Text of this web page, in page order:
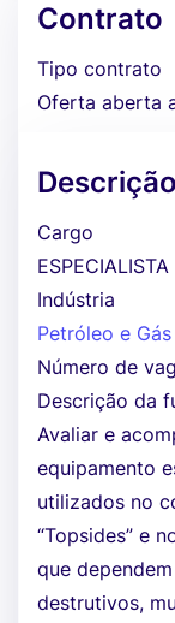
Contrato
Tipo contrato
Oferta aberta
Descrição
Cargo
Indústria
Petróleo e
Número de
Descrição da
Avaliar e
equipamento
utilizados no
“Topsides” e
que
destrutivos,